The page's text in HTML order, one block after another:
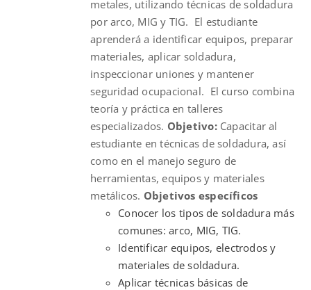
metales, utilizando técnicas de soldadura
por arco, MIG y TIG. El estudiante
aprenderá a identificar equipos, preparar
materiales, aplicar soldadura,
inspeccionar uniones y mantener
seguridad ocupacional. El curso combina
teoría y práctica en talleres
especializados. Objetivo:Capacitar al
estudiante en técnicas de soldadura, así
como en el manejo seguro de
herramientas, equipos y materiales
metálicos. Objetivos específicos
Conocer los tipos de soldadura más
comunes: arco, MIG, TIG.
Identificar equipos, electrodos y
materiales de soldadura.
Aplicar técnicas básicas de